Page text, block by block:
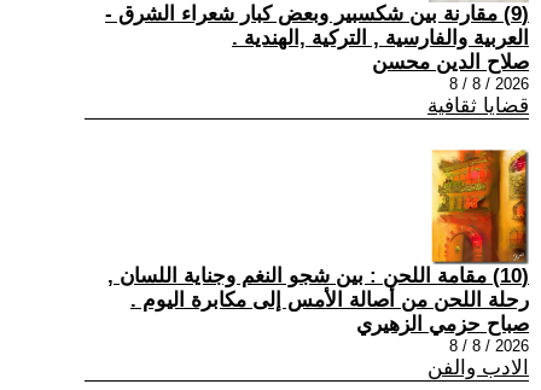
(9) مقارنة بين شكسبير وبعض كبار شعراء الشرق -
العربية والفارسية , التركية ,الهندية .
صلاح الدين محسن
2026 / 8 / 8
قضايا ثقافية
(10) مقامة اللحن : بين شجو النغم وجناية اللسان ,
رحلة اللحن من أصالة الأمس إلى مكابرة اليوم .
صباح حزمي الزهيري
2026 / 8 / 8
الادب والفن